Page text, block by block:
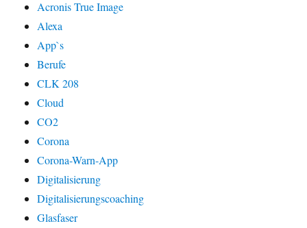
Acronis True Image
Alexa
App`s
Berufe
CLK 208
Cloud
CO2
Corona
Corona-Warn-App
Digitalisierung
Digitalisierungscoaching
Glasfaser